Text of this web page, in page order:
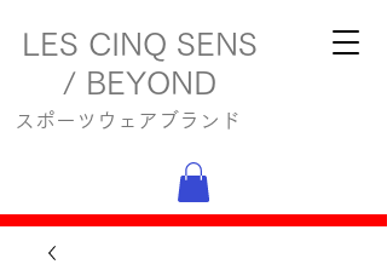
LES CINQ SENS
/ BEYOND
スポーツウェアブランド